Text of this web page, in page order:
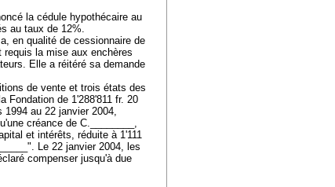
la cédule hypothécaire au
au taux de 12%.
en qualité de cessionnaire de
la mise aux enchères
Elle a réitéré sa demande
de vente et trois états des
Fondation de 1'288'811 fr. 20
1994 au 22 janvier 2004,
créance de C.________,
et intérêts, réduite à 1'111
Le 22 janvier 2004, les
compenser jusqu'à due